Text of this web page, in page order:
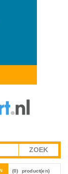
(0) product(en)